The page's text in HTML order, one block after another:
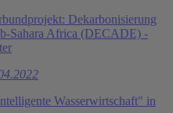
Dekarbonisierung
Sahara Africa (DECADE) -
Wasserwirtschaft" in